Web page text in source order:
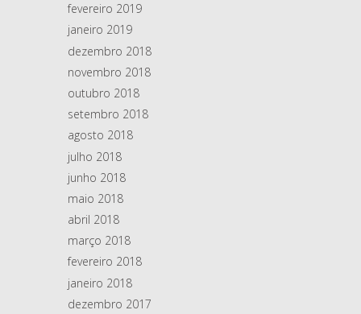
fevereiro 2019
janeiro 2019
dezembro 2018
novembro 2018
outubro 2018
setembro 2018
agosto 2018
julho 2018
junho 2018
maio 2018
abril 2018
março 2018
fevereiro 2018
janeiro 2018
dezembro 2017